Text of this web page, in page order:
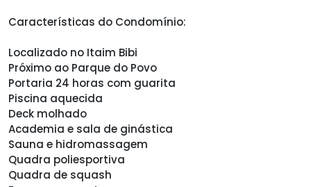
Características do Condomínio:
Localizado no Itaim Bibi
Próximo ao Parque do Povo
Portaria 24 horas com guarita
Piscina aquecida
Deck molhado
Academia e sala de ginástica
Sauna e hidromassagem
Quadra poliesportiva
Quadra de squash